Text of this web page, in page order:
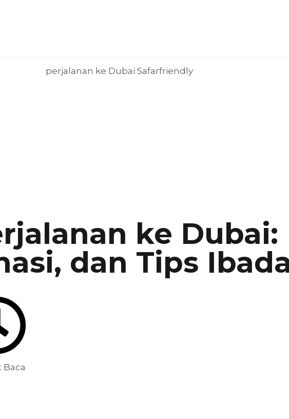
ke
dan Tips
Baca